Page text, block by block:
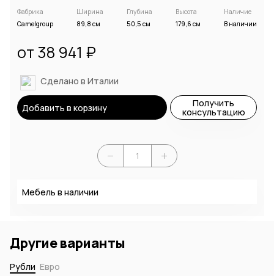
Фабрика
Camelgroup
Ширина
89,8 см
Глубина
50,5 см
Высота
179,6 см
Наличие
В наличии
от 38 941 ₽
Сделано в Италии
Добавить в корзину Получить
консультацию
Мебель в наличии
Другие варианты
Рубли Евро